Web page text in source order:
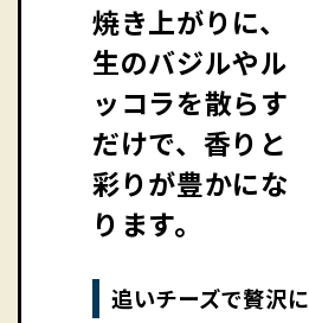
焼き上がりに、
生のバジルやル
ッコラを散らす
だけで、香りと
彩りが豊かにな
ります。
追いチーズで贅沢に